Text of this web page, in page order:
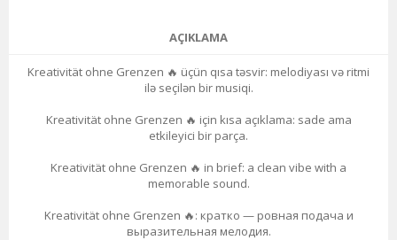
AÇIKLAMA
Kreativität ohne Grenzen 🔥 üçün qısa təsvir: melodiyası və ritmi
ilə seçilən bir musiqi.
Kreativität ohne Grenzen 🔥 için kısa açıklama: sade ama
etkileyici bir parça.
Kreativität ohne Grenzen 🔥 in brief: a clean vibe with a
memorable sound.
Kreativität ohne Grenzen 🔥: кратко — ровная подача и
выразительная мелодия.